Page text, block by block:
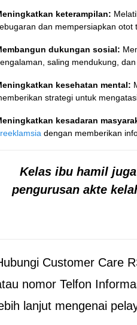
keterampilan:
dan mempersiapkan otot
dukungan sosial:
saling mendukung,
kesehatan mental:
strategi untuk
kesadaran
dengan memberikan
Kelas ibu hamil
pengurusan akte
Customer Care
nomor Telfon
lanjut mengenai